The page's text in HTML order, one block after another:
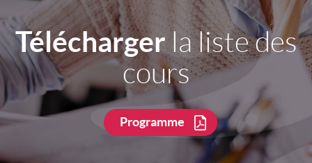
Téléchargerla liste des
cours
Programme